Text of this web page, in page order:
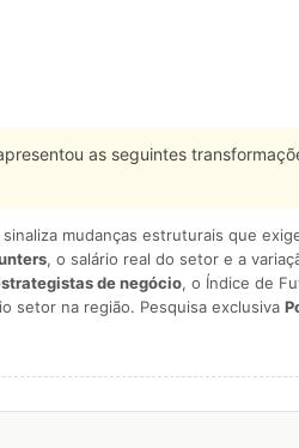
as seguintes
mudanças estruturais que
, o salário real do setor e a
de negócio, o Índice de
setor na região. Pesquisa exclusiva